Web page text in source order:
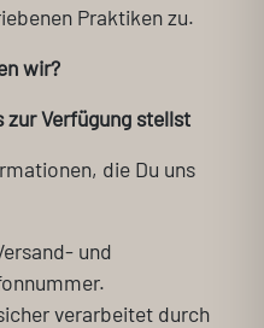
Praktiken zu.
wir?
zur Verfügung stellst
die Du uns
und
verarbeitet durch